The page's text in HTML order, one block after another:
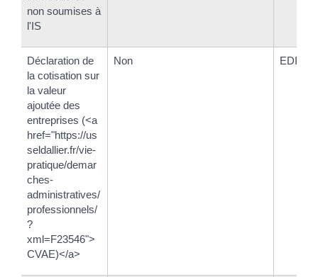
non soumises à
l'IS
Déclaration de
la cotisation sur
la valeur
ajoutée des
entreprises (<a
href="https://us
seldallier.fr/vie-
pratique/demar
ches-
administratives/
professionnels/
?
xml=F23546">
CVAE)</a>
Non EDI-